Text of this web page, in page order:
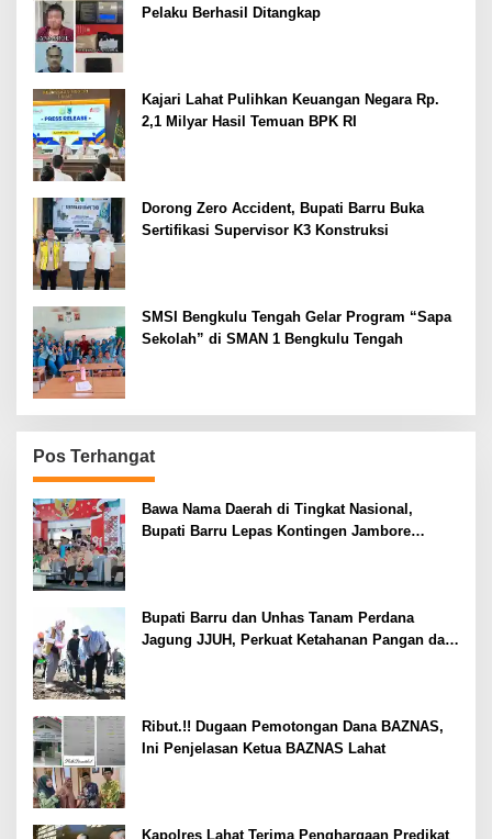
Pelaku Berhasil Ditangkap
Kajari Lahat Pulihkan Keuangan Negara Rp.
2,1 Milyar Hasil Temuan BPK RI
Dorong Zero Accident, Bupati Barru Buka
Sertifikasi Supervisor K3 Konstruksi
SMSI Bengkulu Tengah Gelar Program “Sapa
Sekolah” di SMAN 1 Bengkulu Tengah
Pos Terhangat
Bawa Nama Daerah di Tingkat Nasional,
Bupati Barru Lepas Kontingen Jambore
Bupati Barru dan Unhas Tanam Perdana
Jagung JJUH, Perkuat Ketahanan Pangan dan
Ribut.!! Dugaan Pemotongan Dana BAZNAS,
Ini Penjelasan Ketua BAZNAS Lahat
Kapolres Lahat Terima Penghargaan Predikat